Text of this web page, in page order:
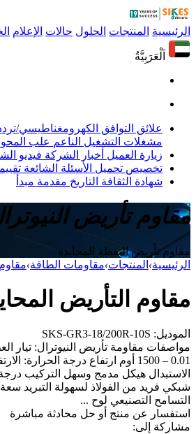
الرئيسية المنتجات الحلول حالات الإعلام
اَلْعَرَبِيَّةُ
علائق التوافق الكهرومغناطيسي/
مشغلات التشغيل الناعم علب
زيارة العميل أخبار الشركة فيديو
تخصيص تحميل الأسئلة الشائعة
شهادة الثقافة التاريخ مقدمة مبدأ
مقاوم تأريض
مقاوم تأريض النقطة المحايدة
الرئيسية› المنتجات›مقاومات الطاقة›
مقاوم التأريض المحايد 18
الموديل: SKS-GR3-18/200R-10S
التسامح التصنيعي لوح ...
استفسار عن منتج أو حل محادثة مباشرة
مشاركة إلى: